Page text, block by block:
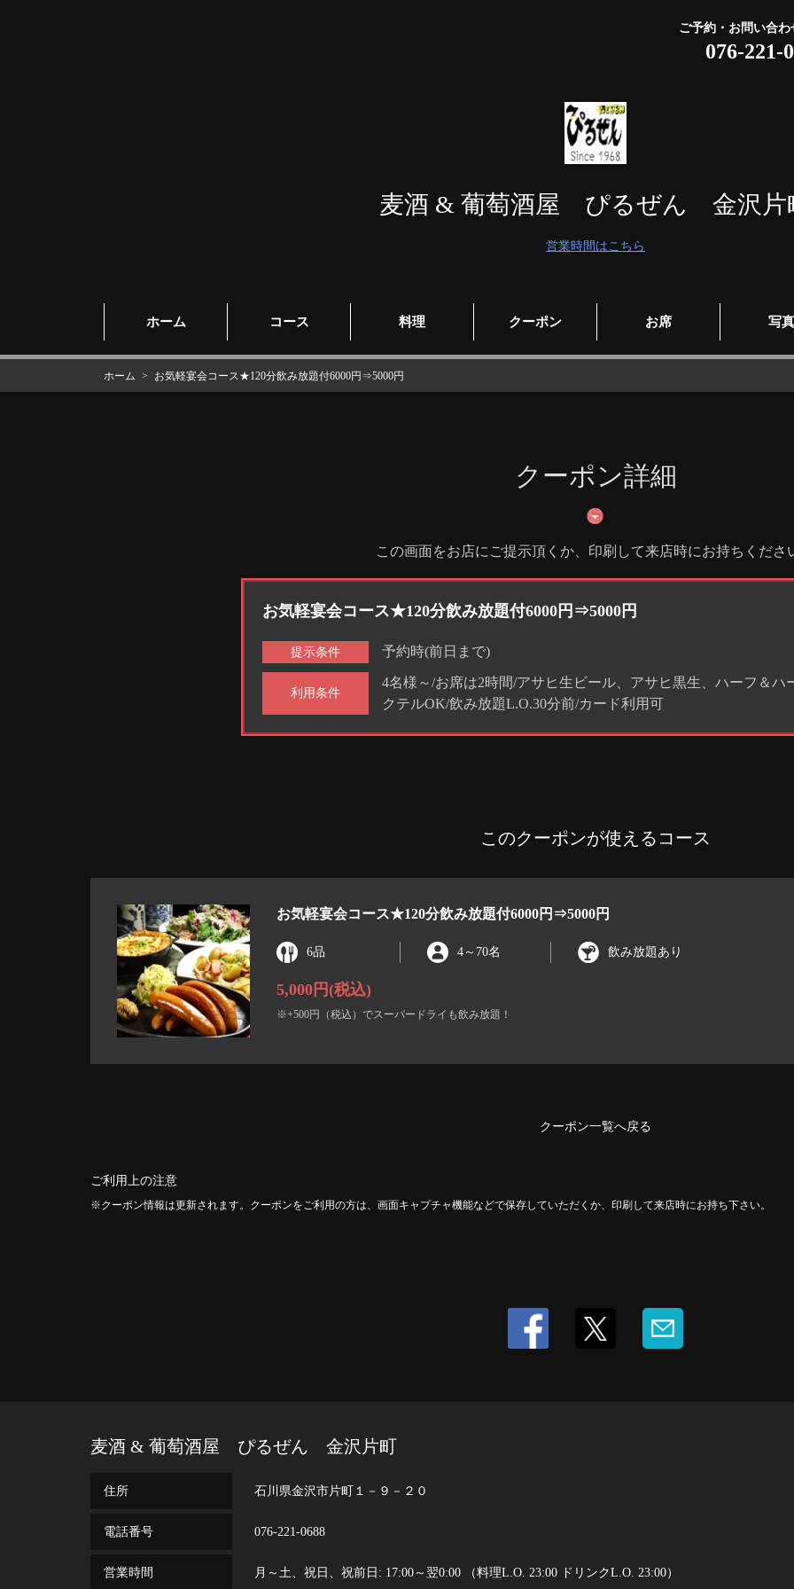
ご予約・お問い合わ
076-221-
麦酒 & 葡萄酒屋 ぴるぜん 金沢片
営業時間はこちら
ホーム コース 料理 クーポン お席 写真
ホーム お気軽宴会コース★120分飲み放題付6000円⇒5000円
クーポン詳細
この画面をお店にご提示頂くか、印刷して来店時にお持ちくださ
お気軽宴会コース★120分飲み放題付6000円⇒5000円
提示条件 予約時(前日まで)
利用条件
4名様～/お席は2時間/アサヒ生ビール、アサヒ黒生、ハーフ＆ハ
クテルOK/飲み放題L.O.30分前/カード利用可
このクーポンが使えるコース
お気軽宴会コース★120分飲み放題付6000円⇒5000円
6品 4 ～ 70名 飲み放題あり
5,000円(税込)
※+500円（税込）でスーパードライも飲み放題！
クーポン一覧へ戻る
ご利用上の注意
クーポン情報は更新されます。クーポンをご利用の方は、画面キャプチャ機能などで保存していただくか、印刷して来店時にお持ち下さい。
麦酒 & 葡萄酒屋 ぴるぜん 金沢片町
住所 石川県金沢市片町１－９－２０
電話番号 076-221-0688
営業時間 月～土、祝日、祝前日: 17:00～翌0:00 （料理L.O. 23:00 ドリンクL.O. 23:00）